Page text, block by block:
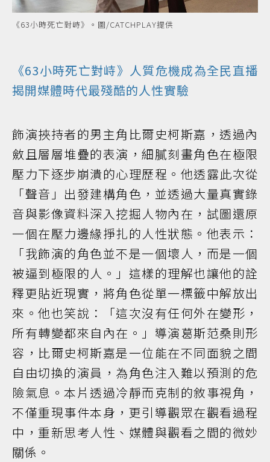
《63小時死亡對峙》。圖/CATCHPLAY提供
《63小時死亡對峙》人質危機成為全民直播
揭開媒體時代最殘酷的人性實驗
飾演挾持者的男主角比爾史柯斯嘉，透過內
斂且層層堆疊的表演，細膩刻畫角色在極限
壓力下逐步崩潰的心理歷程。他透露此次從
「聲音」出發建構角色，並透過大量真實錄
音與影像資料深入挖掘人物內在，試圖還原
一個在壓力邊緣掙扎的人性狀態。他表示：
「我飾演的角色並不是一個壞人，而是一個
被逼到極限的人。」這樣的理解也讓他的詮
釋更貼近現實，將角色從單一標籤中解放出
來。他也笑說：「這次沒有任何外在變形，
所有轉變都來自內在。」導演葛斯范桑則形
容，比爾史柯斯嘉是一位能在不同面貌之間
自由切換的演員，為角色注入難以預測的危
險氣息。本片透過冷靜而克制的敘事視角，
不僅重現事件本身，更引導觀眾在觀看過程
中，重新思考人性、媒體與觀看之間的微妙
關係。